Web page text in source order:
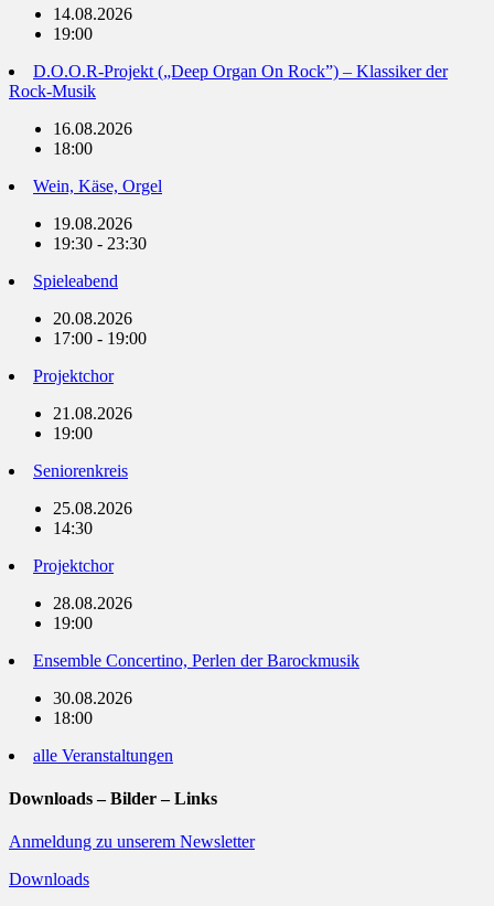
14.08.2026
19:00
D.O.O.R-Projekt („Deep Organ On Rock”) – Klassiker der
Rock-Musik
16.08.2026
18:00
Wein, Käse, Orgel
19.08.2026
19:30 - 23:30
Spieleabend
20.08.2026
17:00 - 19:00
Projektchor
21.08.2026
19:00
Seniorenkreis
25.08.2026
14:30
Projektchor
28.08.2026
19:00
Ensemble Concertino, Perlen der Barockmusik
30.08.2026
18:00
alle Veranstaltungen
Downloads – Bilder – Links
Anmeldung zu unserem Newsletter
Downloads